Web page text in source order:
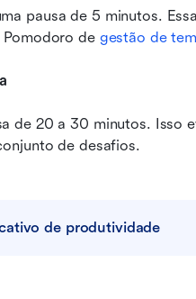
pausa de 5 minutos.
de gestão de
de 20 a 30 minutos. Isso
de desafios.
de produtividade